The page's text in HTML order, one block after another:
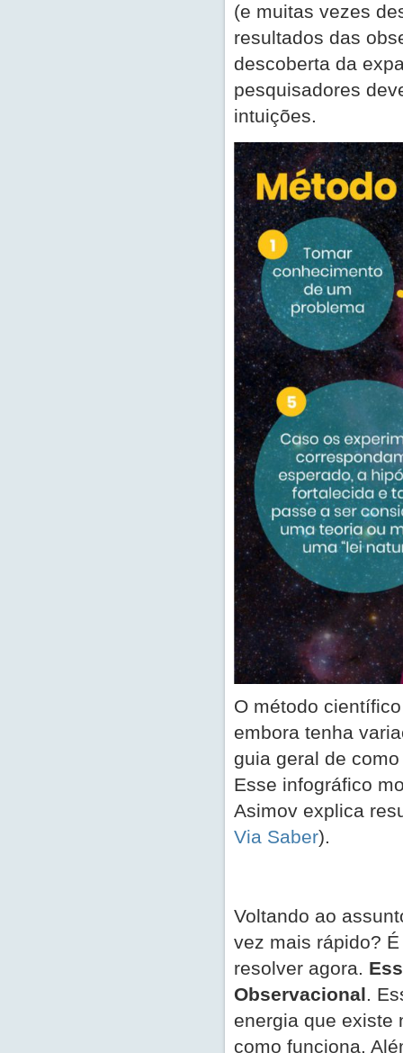
(e muitas vezes
resultados das
descoberta da
pesquisadores
intuições.
O método
embora tenha
guia geral de
Esse infográfico
Asimov explica
Via Saber).
Voltando ao
vez mais rápido?
resolver agora.
Observacional.
energia que existe
como funciona.